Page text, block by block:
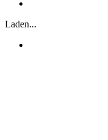
Laden...